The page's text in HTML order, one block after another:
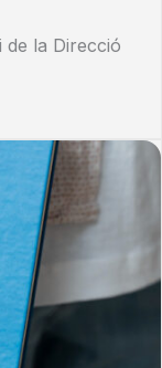
de la Direcció